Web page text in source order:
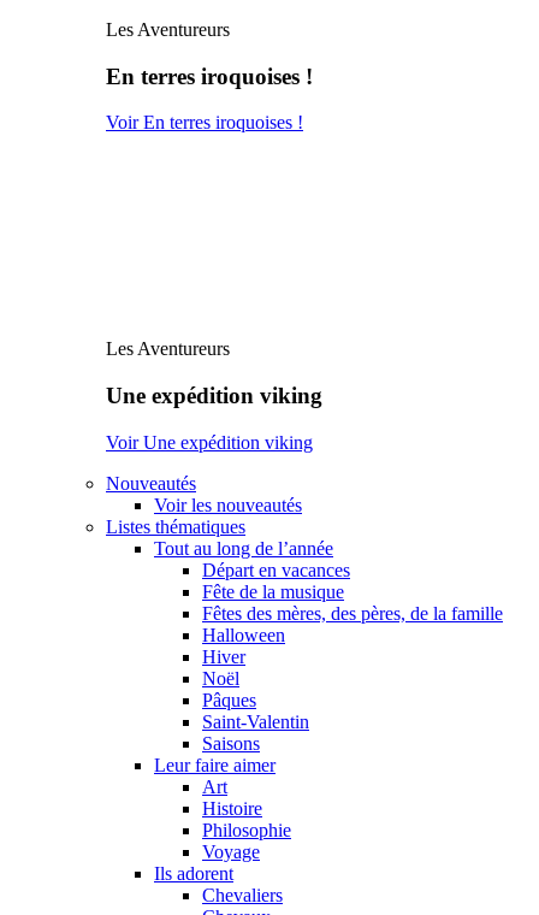
Les Aventureurs
En terres iroquoises !
Voir En terres iroquoises !
Les Aventureurs
Une expédition viking
Voir Une expédition viking
Nouveautés
Voir les nouveautés
Listes thématiques
Tout au long de l’année
Départ en vacances
Fête de la musique
Fêtes des mères, des pères, de la famille
Halloween
Hiver
Noël
Pâques
Saint-Valentin
Saisons
Leur faire aimer
Art
Histoire
Philosophie
Voyage
Ils adorent
Chevaliers